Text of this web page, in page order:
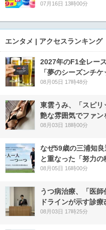
07月16日 13時00分
エンタメ | アクセスランキング
2027年のF1全レー
「夢のシーズンチ
08月05日 17時48分
東雲うみ、「スピ
艶な雰囲気でファン
08月03日 18時00分
なぜ59歳の三浦知
と重なった「努力の
08月05日 16時00分
うつ病治療、「医
ドラインが示す診療
08月03日 17時25分